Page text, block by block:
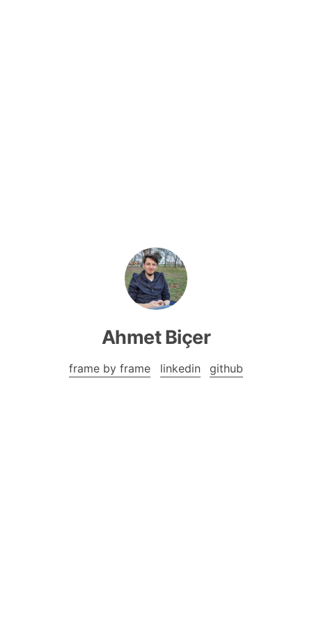
Ahmet Biçer
frame by frame linkedin github